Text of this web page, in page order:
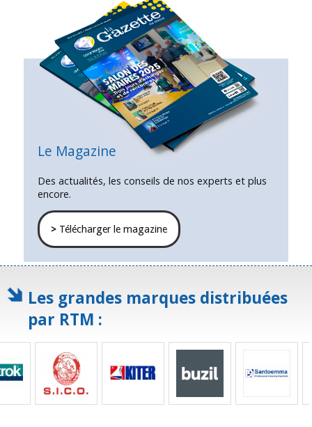
Le Magazine
Des actualités, les conseils de nos experts et plus
encore.
>Télécharger le magazine
Les grandes marques distribuées
par RTM :